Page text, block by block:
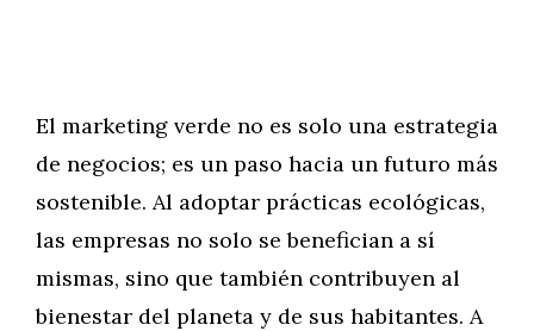
El marketing verde no es solo una estrategia
de negocios; es un paso hacia un futuro más
sostenible. Al adoptar prácticas ecológicas,
las empresas no solo se benefician a sí
mismas, sino que también contribuyen al
bienestar del planeta y de sus habitantes. A